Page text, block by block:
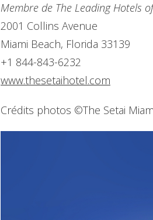
Membre de The Leading Hotels
2001 Collins Avenue
Miami Beach, Florida 33139
+1 844-843-6232
www.thesetaihotel.com
Crédits photos ©The Setai